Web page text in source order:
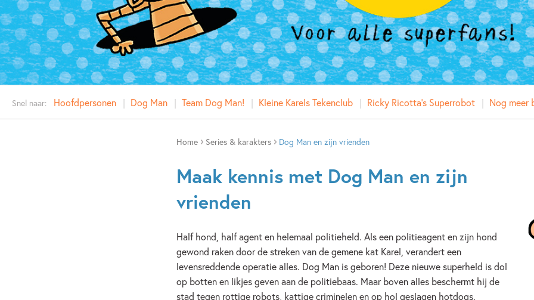
Snel naar: Hoofdpersonen Dog Man Team Dog Man! Kleine Karels Tekenclub Ricky Ricotta's Superrobot Nog meer
Home Series & karakters Dog Man en zijn vrienden
Maak kennis met Dog Man en zijn
vrienden
Half hond, half agent en helemaal politieheld. Als een politieagent en zijn hond
gewond raken door de streken van de gemene kat Karel, verandert een
levensreddende operatie alles. Dog Man is geboren! Deze nieuwe superheld is dol
op botten en likjes geven aan de politiebaas. Maar boven alles beschermt hij de
stad tegen rottige robots, kattige criminelen en op hol geslagen hotdogs.